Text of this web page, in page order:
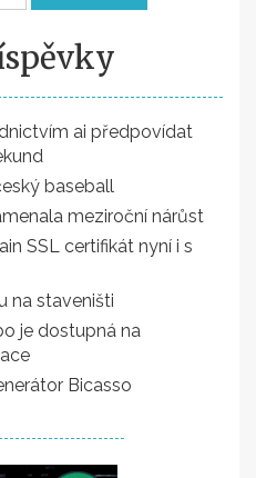
ai předpovídat
baseball
meziroční nárůst
SSL certifikát nyní i s
na staveništi
je dostupná na
Bicasso